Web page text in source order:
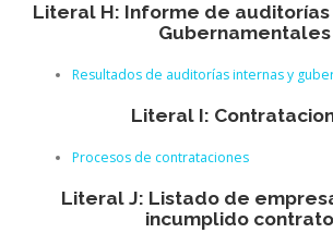
Literal H: Informe de auditorías
Gubernamentales
Resultados de auditorías internas y
Literal I:
Procesos de contrataciones
Literal J: Listado de
incumplido